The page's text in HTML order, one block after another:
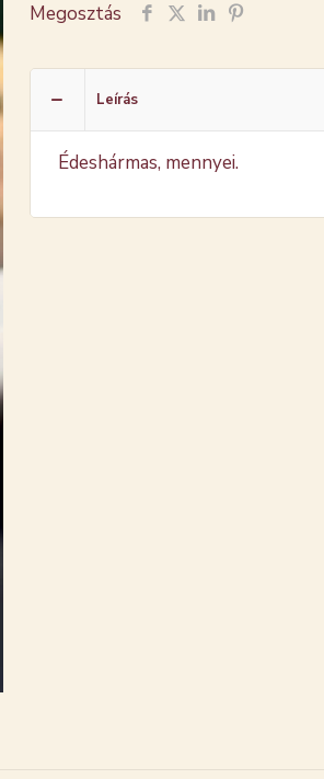
Megosztás
Leírás
Édeshármas, mennyei.